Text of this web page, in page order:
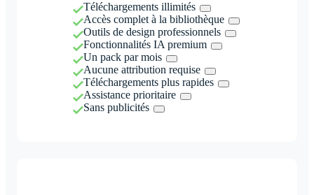
Téléchargements illimités
Accès complet à la bibliothèque
Outils de design professionnels
Fonctionnalités IA premium
Un pack par mois
Aucune attribution requise
Téléchargements plus rapides
Assistance prioritaire
Sans publicités